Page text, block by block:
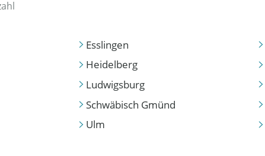
Esslingen
Heidelberg
Ludwigsburg
Schwäbisch Gmünd
Ulm